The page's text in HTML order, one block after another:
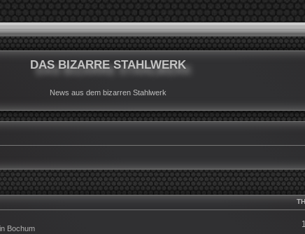
DAS BIZARRE STAHLWERK
News aus dem bizarren Stahlwerk
Bochum